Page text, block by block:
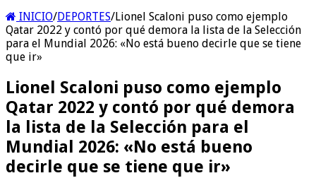
INICIO/DEPORTES/Lionel Scaloni puso como ejemplo
Qatar 2022 y contó por qué demora la lista de la Selección
para el Mundial 2026: «No está bueno decirle que se tiene
que ir»
Lionel Scaloni puso como ejemplo
Qatar 2022 y contó por qué demora
la lista de la Selección para el
Mundial 2026: «No está bueno
decirle que se tiene que ir»